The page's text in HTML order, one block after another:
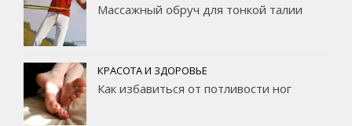
Массажный обруч для тонкой талии
КРАСОТА И ЗДОРОВЬЕ
Как избавиться от потливости ног